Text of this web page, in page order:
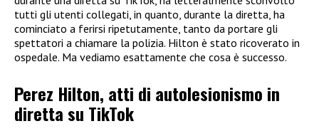
tutti gli utenti collegati, in quanto, durante la diretta, ha
cominciato a ferirsi ripetutamente, tanto da portare gli
spettatori a chiamare la polizia. Hilton è stato ricoverato in
ospedale. Ma vediamo esattamente che cosa è successo.
Perez Hilton, atti di autolesionismo in
diretta su TikTok